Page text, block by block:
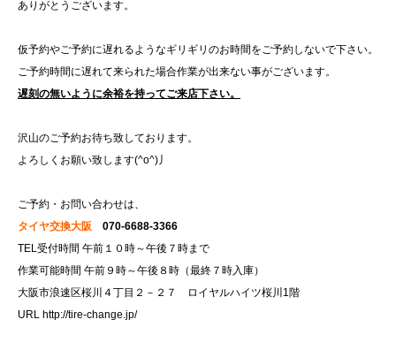
ありがとうございます。
仮予約やご予約に遅れるようなギリギリのお時間をご予約しないで下さい。
ご予約時間に遅れて来られた場合作業が出来ない事がございます。
遅刻の無いように余裕を持ってご来店下さい。
沢山のご予約お待ち致しております。
よろしくお願い致します(^o^)丿
ご予約・お問い合わせは、
タイヤ交換大阪 070-6688-3366
TEL受付時間 午前１０時～午後７時まで
作業可能時間 午前９時～午後８時（最終７時入庫）
大阪市浪速区桜川４丁目２－２７ ロイヤルハイツ桜川1階
URL http://tire-change.jp/